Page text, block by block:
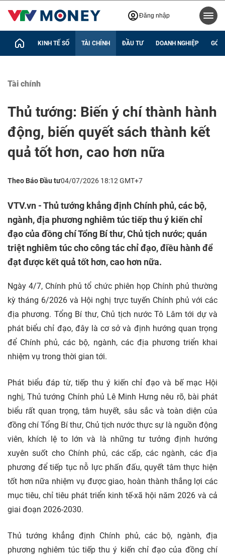
Đăng nhập
KINH TẾ SỐ TÀI CHÍNH ĐẦU TƯ DOANH NGHIỆP GÓC
Tài chính
Thủ tướng: Biến ý chí thành hành
động, biến quyết sách thành kết
quả tốt hơn, cao hơn nữa
Theo Báo Đầu tư04/07/2026 18:12 GMT+7
VTV.vn - Thủ tướng khẳng định Chính phủ, các bộ,
ngành, địa phương nghiêm túc tiếp thu ý kiến chỉ
đạo của đồng chí Tổng Bí thư, Chủ tịch nước; quán
triệt nghiêm túc cho công tác chỉ đạo, điều hành để
đạt được kết quả tốt hơn, cao hơn nữa.
Ngày 4/7, Chính phủ tổ chức phiên họp Chính phủ thường
kỳ tháng 6/2026 và Hội nghị trực tuyến Chính phủ với các
địa phương. Tổng Bí thư, Chủ tịch nước Tô Lâm tới dự và
phát biểu chỉ đạo, đây là cơ sở và định hướng quan trọng
để Chính phủ, các bộ, ngành, các địa phương triển khai
nhiệm vụ trong thời gian tới.
Phát biểu đáp từ, tiếp thu ý kiến chỉ đạo và bế mạc Hội
nghị, Thủ tướng Chính phủ Lê Minh Hưng nêu rõ, bài phát
biểu rất quan trọng, tâm huyết, sâu sắc và toàn diện của
đồng chí Tổng Bí thư, Chủ tịch nước thực sự là nguồn động
viên, khích lệ to lớn và là những tư tưởng định hướng
xuyên suốt cho Chính phủ, các cấp, các ngành, các địa
phương để tiếp tục nỗ lực phấn đấu, quyết tâm thực hiện
tốt hơn nữa nhiệm vụ được giao, hoàn thành thắng lợi các
mục tiêu, chỉ tiêu phát triển kinh tế-xã hội năm 2026 và cả
giai đoạn 2026-2030.
Thủ tướng khẳng định Chính phủ, các bộ, ngành, địa
phương nghiêm túc tiếp thu ý kiến chỉ đạo của đồng chí